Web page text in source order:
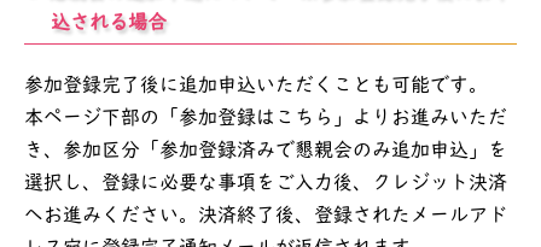
込される場合
参加登録完了後に追加申込いただくことも可能です。
本ページ下部の「参加登録はこちら」よりお進みいただ
き、参加区分「参加登録済みで懇親会のみ追加申込」を
選択し、登録に必要な事項をご入力後、クレジット決済
へお進みください。決済終了後、登録されたメールアド